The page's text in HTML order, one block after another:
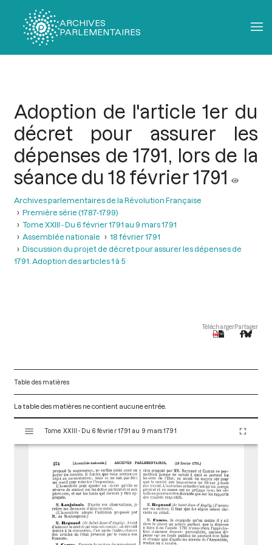
ARCHIVES
PARLEMENTAIRES
Adoption de l'article 1er du
décret pour assurer les
dépenses de 1791, lors de la
séance du 18 février 1791
Archives parlementaires de la Révolution Française
Première série (1787-1799)
Tome XXIII - Du 6 février 1791 au 9 mars 1791
Assemblée nationale
18 février 1791
Discussion du projet de décret pour assurer les dépenses de
1791. Adoption des articles 1 à 5
TéléchargerPartager
Table des matières
La table des matières ne contient aucune entrée.
s
Tome XXIII - Du 6 février 1791 au 9 mars 1791